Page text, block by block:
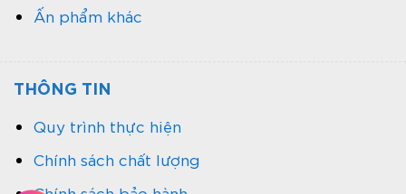
Ấn phẩm khác
THÔNG TIN
Quy trình thực hiện
Chính sách chất lượng